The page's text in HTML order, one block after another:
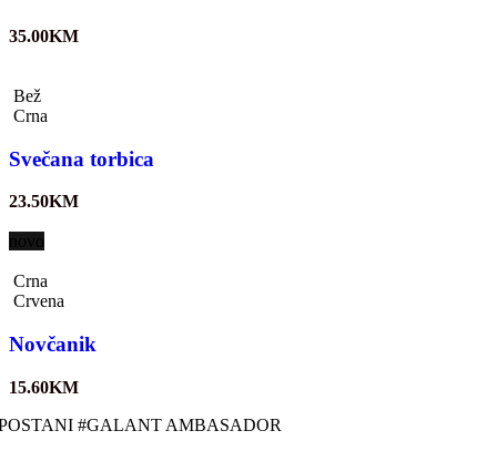
35.00KM
Bež
Crna
Svečana torbica
23.50KM
Crna
Crvena
Novčanik
15.60KM
#GALANT AMBASADOR